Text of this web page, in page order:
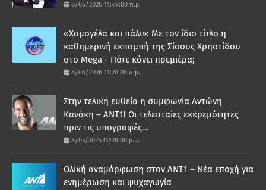
8/06/2026 11:49:00 π.μ.
«Χαμογέλα και πάλι»: Με τον ίδιο τίτλο η
καθημερινή εκπομπή της Σίσσυς Χρηστίδου
στο Mega - Πότε κάνει πρεμιέρα;
8/06/2026 11:20:00 π.μ.
Στην τελική ευθεία η συμφωνία Αντώνη
Κανάκη – ΑΝΤ1! Οι τελευταίες εκκρεμότητες
πριν τις υπογραφές...
8/03/2026 02:28:00 μ.μ.
Ολική αναμόρφωση στον ΑΝΤ1 – Νέα εποχή για
ενημέρωση και ψυχαγωγία